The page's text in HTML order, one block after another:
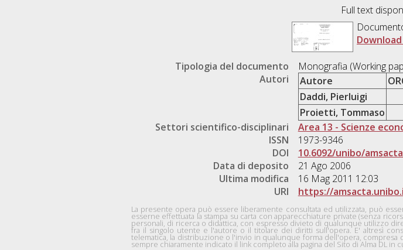
Full text
Tipologia del documento
Monografia (Working
Autori
Autore
Daddi, Pierluigi
Proietti, Tommaso
Settori scientifico-disciplinari
Area 13 - Scienze
ISSN
1973-9346
DOI
10.6092/unibo/
Data di deposito
21 Ago 2006
Ultima modifica
16 Mag 2011 12:03
URI
https://
La presente opera può essere liberamente consultata ed utilizzata, può
esserne effettuata la stampa su carta con apparecchiature private (senza
personali, di ricerca o didattica, con espresso divieto di qualunque utilizzo
fra il singolo utente e l'autore o il titolare dei diritti sull'opera. E' altresì
telematica, la distribuzione o l'invio in qualunque forma dell'opera,
sempre chiaramente indicato il link completo alla pagina del Sito di Alma DL